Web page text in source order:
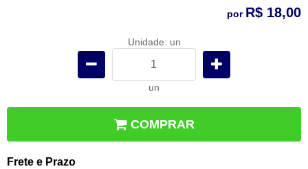
por R$ 18,00
Unidade: un
un
COMPRAR
Frete e Prazo